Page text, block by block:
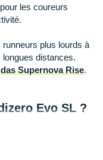
les coureurs
plus lourds à
distances.
Supernova Rise.
Evo SL ?